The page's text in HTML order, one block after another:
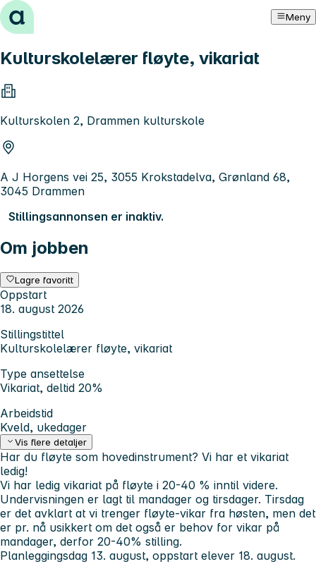
Hopp til innhold Meny
Kulturskolelærer fløyte, vikariat
Kulturskolen 2, Drammen kulturskole
A J Horgens vei 25, 3055 Krokstadelva, Grønland 68,
3045 Drammen
Stillingsannonsen er inaktiv.
Om jobben
Lagre favoritt
Oppstart
18. august 2026
Stillingstittel
Kulturskolelærer fløyte, vikariat
Type ansettelse
Vikariat, deltid 20%
Arbeidstid
Kveld, ukedager
Vis flere detaljer
Har du fløyte som hovedinstrument? Vi har et vikariat
ledig!
Vi har ledig vikariat på fløyte i 20-40 % inntil videre.
Undervisningen er lagt til mandager og tirsdager. Tirsdag
er det avklart at vi trenger fløyte-vikar fra høsten, men det
er pr. nå usikkert om det også er behov for vikar på
mandager, derfor 20-40% stilling.
Planleggingsdag 13. august, oppstart elever 18. august.